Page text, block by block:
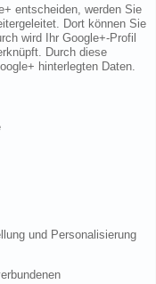
entscheiden, werden Sie
Dort können Sie
wird Ihr Google+-Profil
Durch diese
hinterlegten Daten.
und Personalisierung